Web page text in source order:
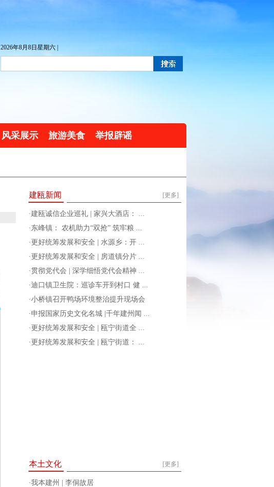
2026年8月8日星期六 |
风采展示 旅游美食 举报辟谣
[更多]
建瓯新闻
·建瓯诚信企业巡礼 | 家兴大酒店： ...
· 东峰镇： 农机助力“双抢” 筑牢粮 ...
· 更好统筹发展和安全 | 水源乡：开 ...
· 更好统筹发展和安全 | 房道镇分片 ...
·贯彻党代会 | 深学细悟党代会精神 ...
·迪口镇卫生院：巡诊车开到村口 健 ...
·小桥镇召开鸭场环境整治提升现场会
· 申报国家历史文化名城 |千年建州闻 ...
· 更好统筹发展和安全 | 瓯宁街道全 ...
· 更好统筹发展和安全 | 瓯宁街道： ...
[更多]
本土文化
·我本建州 | 李侗故居